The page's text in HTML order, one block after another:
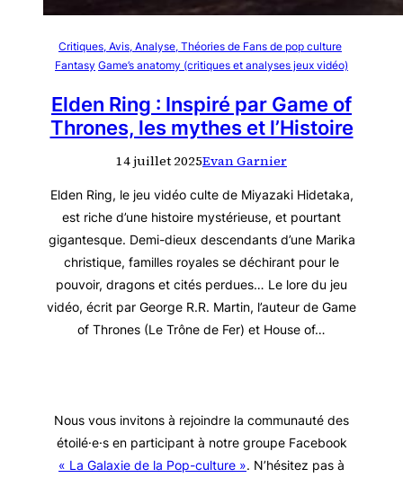
Critiques, Avis, Analyse, Théories de Fans de pop culture
Fantasy Game’s anatomy (critiques et analyses jeux vidéo)
Elden Ring : Inspiré par Game of
Thrones, les mythes et l’Histoire
14 juillet 2025Evan Garnier
Elden Ring, le jeu vidéo culte de Miyazaki Hidetaka,
est riche d’une histoire mystérieuse, et pourtant
gigantesque. Demi-dieux descendants d’une Marika
christique, familles royales se déchirant pour le
pouvoir, dragons et cités perdues… Le lore du jeu
vidéo, écrit par George R.R. Martin, l’auteur de Game
of Thrones (Le Trône de Fer) et House of…
Nous vous invitons à rejoindre la communauté des
étoilé·e·s en participant à notre groupe Facebook
« La Galaxie de la Pop-culture ». N’hésitez pas à